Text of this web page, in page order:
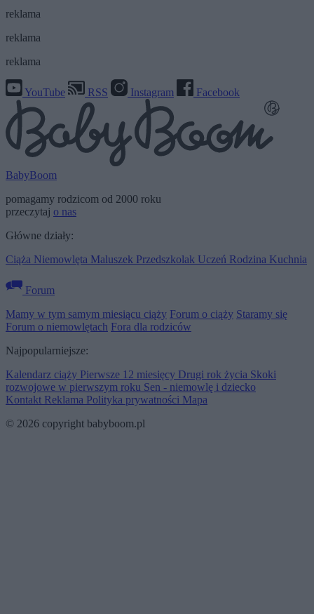
reklama
reklama
reklama
YouTube RSS Instagram Facebook
BabyBoom
pomagamy rodzicom od 2000 roku
przeczytaj o nas
Główne działy:
Ciąża Niemowlęta Maluszek Przedszkolak Uczeń Rodzina Kuchnia
Forum
Mamy w tym samym miesiącu ciąży Forum o ciąży Staramy się
Forum o niemowlętach Fora dla rodziców
Najpopularniejsze:
Kalendarz ciąży Pierwsze 12 miesięcy Drugi rok życia Skoki
rozwojowe w pierwszym roku Sen - niemowlę i dziecko
Kontakt Reklama Polityka prywatności Mapa
© 2026 copyright babyboom.pl